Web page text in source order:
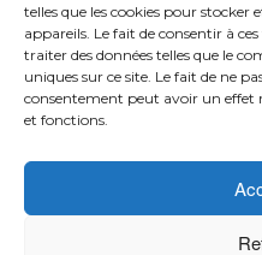
telles que les cookies pour stocker
appareils. Le fait de consentir à
traiter des données telles que le
uniques sur ce site. Le fait de ne
consentement peut avoir un effet
et fonctions.
HAUG
11 Rue ADA
06.31.30.63.58 –
© 2026 Design By